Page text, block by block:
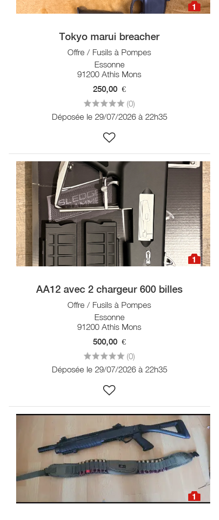
1
Tokyo marui breacher
Offre / Fusils à Pompes
Essonne
91200 Athis Mons
250,00 €
(0)
Déposée le 29/07/2026 à 22h35
1
AA12 avec 2 chargeur 600 billes
Offre / Fusils à Pompes
Essonne
91200 Athis Mons
500,00 €
(0)
Déposée le 29/07/2026 à 22h35
1